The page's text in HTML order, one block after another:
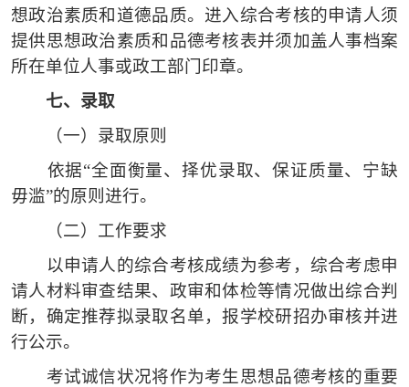
想政治素质和道德品质。进入综合考核的申请人须
提供思想政治素质和品德考核表并须加盖人事档案
所在单位人事或政工部门印章。
七、录取
（一） 录取原则
依据“全面衡量、择优录取、保证质量、宁缺
毋滥”的原则进行。
（二） 工作要求
以申请人的综合考核成绩为参考，综合考虑申
请人材料审查结果、政审和体检等情况做出综合判
断，确定推荐拟录取名单，报学校研招办审核并进
行公示。
考试诚信状况将作为考生思想品德考核的重要